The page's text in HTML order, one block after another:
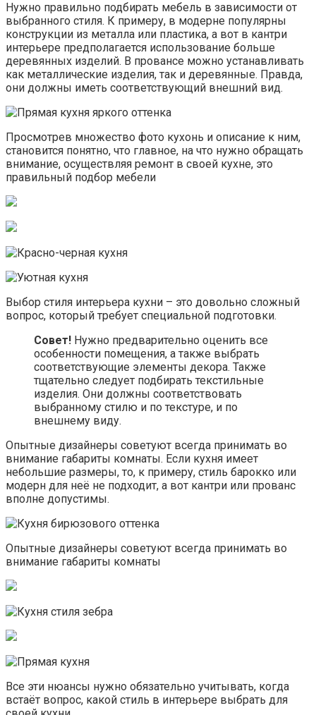
Нужно правильно подбирать мебель в зависимости от
выбранного стиля. К примеру, в модерне популярны
конструкции из металла или пластика, а вот в кантри
интерьере предполагается использование больше
деревянных изделий. В провансе можно устанавливать
как металлические изделия, так и деревянные. Правда,
они должны иметь соответствующий внешний вид.
Просмотрев множество фото кухонь и описание к ним,
становится понятно, что главное, на что нужно обращать
внимание, осуществляя ремонт в своей кухне, это
правильный подбор мебели
Выбор стиля интерьера кухни – это довольно сложный
вопрос, который требует специальной подготовки.
Совет! Нужно предварительно оценить все
особенности помещения, а также выбрать
соответствующие элементы декора. Также
тщательно следует подбирать текстильные
изделия. Они должны соответствовать
выбранному стилю и по текстуре, и по
внешнему виду.
Опытные дизайнеры советуют всегда принимать во
внимание габариты комнаты. Если кухня имеет
небольшие размеры, то, к примеру, стиль барокко или
модерн для неё не подходит, а вот кантри или прованс
вполне допустимы.
Опытные дизайнеры советуют всегда принимать во
внимание габариты комнаты
Все эти нюансы нужно обязательно учитывать, когда
встаёт вопрос, какой стиль в интерьере выбрать для